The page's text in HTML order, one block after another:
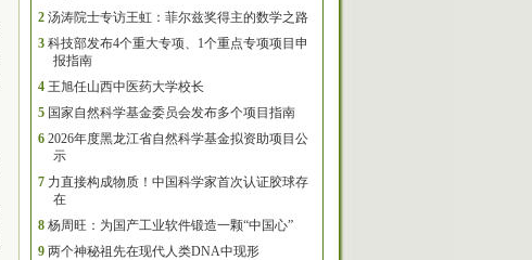
2 汤涛院士专访王虹：菲尔兹奖得主的数学之路
3 科技部发布4个重大专项、1个重点专项项目申
报指南
4 王旭任山西中医药大学校长
5 国家自然科学基金委员会发布多个项目指南
6 2026年度黑龙江省自然科学基金拟资助项目公
示
7 力直接构成物质！中国科学家首次认证胶球存
在
8 杨周旺：为国产工业软件锻造一颗“中国心”
9 两个神秘祖先在现代人类DNA中现形